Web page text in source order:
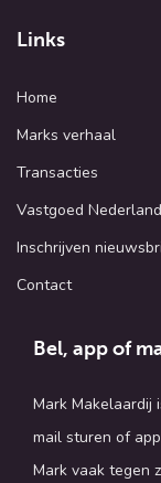
Links
Home
Marks verhaal
Transacties
Vastgoed Nederland
Inschrijven
Contact
Bel, app of
Mark Makelaardij
mail sturen of
Mark vaak tegen